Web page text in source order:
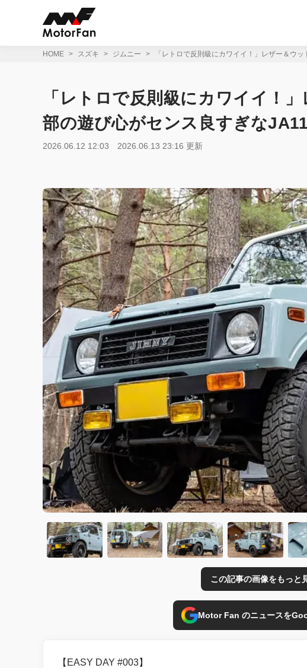
HOME スズキ ジムニー 「レトロで反則級にカワイイ！」レザー＆ウ
「レトロで反則級にカワイイ！
部の遊び心がセンス良すぎな
2026.06.12 12:03 2026.06.13 23:16 更新
この記事の画像をもっと
Motor Fan のニュースを
【EASY DAY #003】